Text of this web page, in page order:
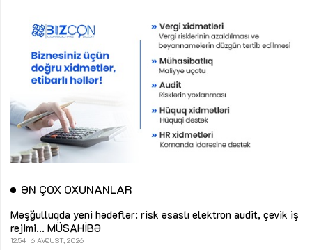
ƏN ÇOX OXUNANLAR
Məşğulluqda yeni hədəflər: risk əsaslı elektron audit, çevik iş
rejimi... MÜSAHİBƏ
12:54 6 AVQUST, 2026